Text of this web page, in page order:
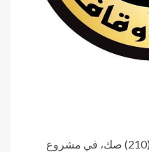
حققت مديرية أوقاف بني سويف (210) صك، في مشروع